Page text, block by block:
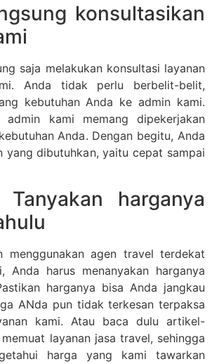
konsultasikan
saja melakukan konsultasi layanan
Anda tidak perlu berbelit-belit,
kebutuhan Anda ke admin kami.
admin kami memang dipekerjakan
Anda. Dengan begitu, Anda
yang dibutuhkan, yaitu cepat sampai
harganya
menggunakan agen travel terdekat
Anda harus menanyakan harganya
harganya bisa Anda jangkau
ANda pun tidak terkesan terpaksa
kami. Atau baca dulu artikel-
layanan jasa travel, sehingga
harga yang kami tawarkan